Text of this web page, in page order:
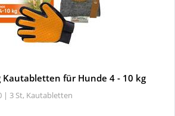
Kautabletten für Hunde 4 - 10 kg
| 3 St, Kautabletten